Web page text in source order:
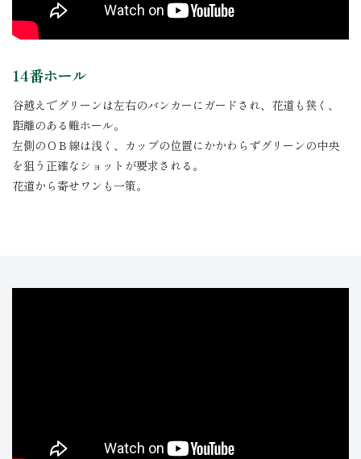
14番ホール
谷越えでグリーンは左右のバンカーにガードされ、花道も狭く、
距離のある難ホール。
左側のＯＢ線は浅く、カップの位置にかかわらずグリーンの中央
を狙う正確なショットが要求される。
花道から寄せワンも一策。